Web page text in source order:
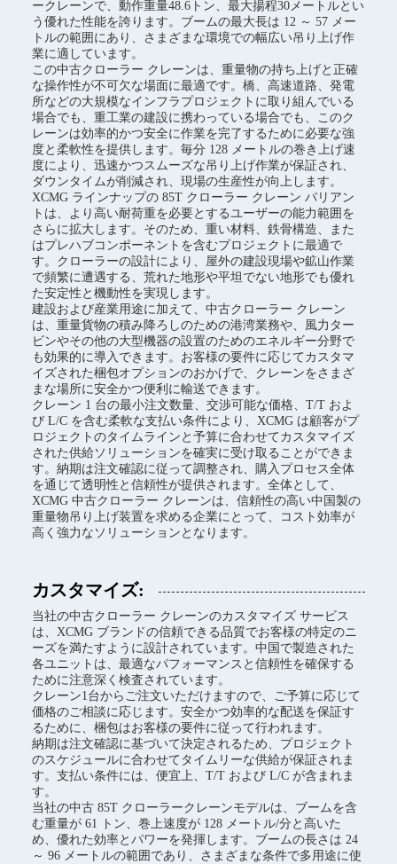
ークレーンで、動作重量48.6トン、最大揚程30メートルとい
う優れた性能を誇ります。ブームの最大長は 12 ～ 57 メー
トルの範囲にあり、さまざまな環境での幅広い吊り上げ作
業に適しています。
この中古クローラー クレーンは、重量物の持ち上げと正確
な操作性が不可欠な場面に最適です。橋、高速道路、発電
所などの大規模なインフラプロジェクトに取り組んでいる
場合でも、重工業の建設に携わっている場合でも、このク
レーンは効率的かつ安全に作業を完了するために必要な強
度と柔軟性を提供します。毎分 128 メートルの巻き上げ速
度により、迅速かつスムーズな吊り上げ作業が保証され、
ダウンタイムが削減され、現場の生産性が向上します。
XCMG ラインナップの 85T クローラー クレーン バリアン
トは、より高い耐荷重を必要とするユーザーの能力範囲を
さらに拡大します。そのため、重い材料、鉄骨構造、また
はプレハブコンポーネントを含むプロジェクトに最適で
す。クローラーの設計により、屋外の建設現場や鉱山作業
で頻繁に遭遇する、荒れた地形や平坦でない地形でも優れ
た安定性と機動性を実現します。
建設および産業用途に加えて、中古クローラー クレーン
は、重量貨物の積み降ろしのための港湾業務や、風力ター
ビンやその他の大型機器の設置のためのエネルギー分野で
も効果的に導入できます。お客様の要件に応じてカスタマ
イズされた梱包オプションのおかげで、クレーンをさまざ
まな場所に安全かつ便利に輸送できます。
クレーン 1 台の最小注文数量、交渉可能な価格、T/T およ
び L/C を含む柔軟な支払い条件により、XCMG は顧客がプ
ロジェクトのタイムラインと予算に合わせてカスタマイズ
された供給ソリューションを確実に受け取ることができま
す。納期は注文確認に従って調整され、購入プロセス全体
を通じて透明性と信頼性が提供されます。全体として、
XCMG 中古クローラー クレーンは、信頼性の高い中国製の
重量物吊り上げ装置を求める企業にとって、コスト効率が
高く強力なソリューションとなります。
カスタマイズ:
当社の中古クローラー クレーンのカスタマイズ サービス
は、XCMG ブランドの信頼できる品質でお客様の特定のニ
ーズを満たすように設計されています。中国で製造された
各ユニットは、最適なパフォーマンスと信頼性を確保する
ために注意深く検査されています。
クレーン1台からご注文いただけますので、ご予算に応じて
価格のご相談に応じます。安全かつ効率的な配送を保証す
るために、梱包はお客様の要件に従って行われます。
納期は注文確認に基づいて決定されるため、プロジェクト
のスケジュールに合わせてタイムリーな供給が保証されま
す。支払い条件には、便宜上、T/T および L/C が含まれま
す。
当社の中古 85T クローラークレーンモデルは、ブームを含
む重量が 61 トン、巻上速度が 128 メートル/分と高いた
め、優れた効率とパワーを発揮します。ブームの長さは 24
～ 96 メートルの範囲であり、さまざまな条件で多用途に使